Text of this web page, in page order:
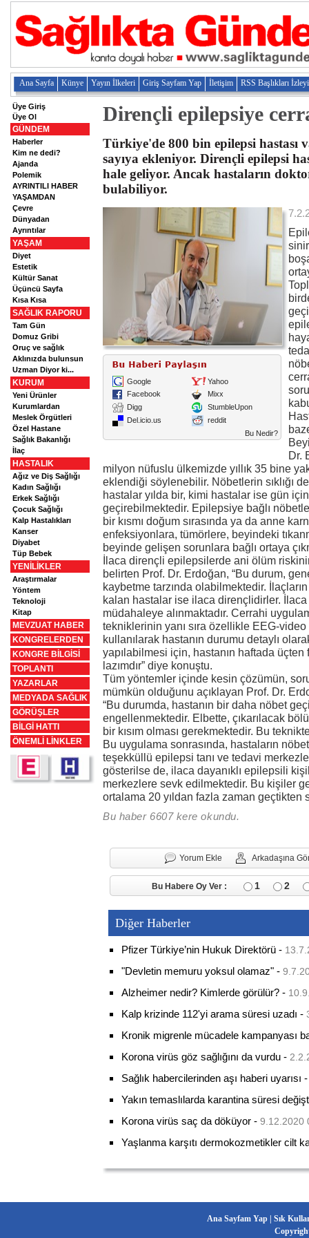
Ana Sayfa Künye Yayın İlkeleri Giriş Sayfam Yap İletişim RSS Başlıkları
Üye Giriş
Üye Ol
GÜNDEM
Haberler
Kim ne dedi?
Ajanda
Polemik
AYRINTILI HABER
YAŞAMDAN
Çevre
Dünyadan
Ayrıntılar
YAŞAM
Diyet
Estetik
Kültür Sanat
Üçüncü Sayfa
Kısa Kısa
SAĞLIK RAPORU
Tam Gün
Domuz Gribi
Oruç ve sağlık
Aklınızda bulunsun
Uzman Diyor ki...
KURUM
Yeni Ürünler
Kurumlardan
Meslek Örgütleri
Özel Hastane
Sağlık Bakanlığı
İlaç
HASTALIK
Ağız ve Diş Sağlığı
Kadın Sağlığı
Erkek Sağlığı
Çocuk Sağlığı
Kalp Hastalıkları
Kanser
Diyabet
Tüp Bebek
YENİLİKLER
Araştırmalar
Yöntem
Teknoloji
Kitap
MEVZUAT HABER
KONGRELERDEN
KONGRE BİLGİSİ
TOPLANTI
YAZARLAR
MEDYADA SAĞLIK
GÖRÜŞLER
BİLGİ HATTI
ÖNEMLİ LİNKLER
Dirençli epilepsiye
Türkiye'de 800 bin epilepsi hastası
sayıya ekleniyor. Dirençli epilepsi
hale geliyor. Ancak hastaların
bulabiliyor.
Google
Yahoo
Facebook
Mixx
Digg
StumbleUpon
Del.icio.us
reddit
Bu Nedir?
Dr.
milyon nüfuslu ülkemizde yıllık 35 bine
eklendiği söylenebilir. Nöbetlerin sıklığı
hastalar yılda bir, kimi hastalar ise gün
geçirebilmektedir. Epilepsiye bağlı
bir kısmı doğum sırasında ya da anne
enfeksiyonlara, tümörlere, beyindeki
beyinde gelişen sorunlara bağlı ortaya
İlaca dirençli epilepsilerde ani ölüm
belirten Prof. Dr. Erdoğan, “Bu durum,
kaybetme tarzında olabilmektedir.
kalan hastalar ise ilaca dirençlidirler.
müdahaleye alınmaktadır. Cerrahi
tekniklerinin yanı sıra özellikle EEG-
kullanılarak hastanın durumu detaylı
yapılabilmesi için, hastanın haftada
lazımdır” diye konuştu.
Tüm yöntemler içinde kesin çözümün,
mümkün olduğunu açıklayan Prof. Dr.
“Bu durumda, hastanın bir daha nöbet
engellenmektedir. Elbette, çıkarılacak
bir kısım olması gerekmektedir. Bu
Bu uygulama sonrasında, hastaların
teşekküllü epilepsi tanı ve tedavi
gösterilse de, ilaca dayanıklı epilepsili
merkezlere sevk edilmektedir. Bu kişiler
ortalama 20 yıldan fazla zaman geçtikten
Bu haber 6607 kere okundu.
Yorum Ekle Arkadaşına
Bu Habere Oy Ver : 1 2
Diğer Haberler
Pfizer Türkiye’nin Hukuk Direktörü -
"Devletin memuru yoksul olamaz" -
Alzheimer nedir? Kimlerde görülür? -
Kalp krizinde 112'yi arama süresi uzadı -
Kronik migrenle mücadele kampanyası
Korona virüs göz sağlığını da vurdu -
Sağlık habercilerinden aşı haberi uyarısı
Yakın temaslılarda karantina süresi
Korona virüs saç da döküyor - 9.12.2020
Yaşlanma karşıtı dermokozmetikler cilt
Ana Sayfam Yap
Sık